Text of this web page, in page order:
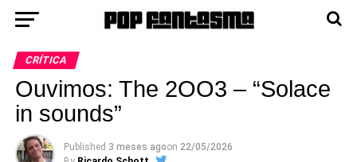
CRÍTICA
Ouvimos: The 2OO3 – “Solace
in sounds”
Published 3 meses agoon 22/05/2026